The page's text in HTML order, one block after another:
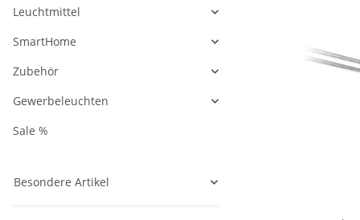
Leuchtmittel
SmartHome
Zubehör
Gewerbeleuchten
Sale %
Besondere Artikel